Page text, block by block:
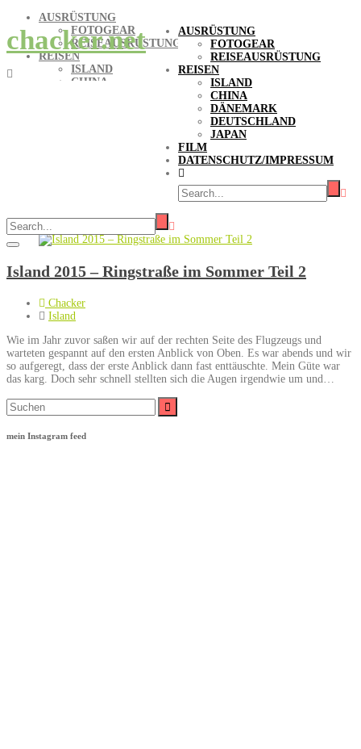
chacker.net
AUSRÜSTUNG
FOTOGEAR
REISEAUSRÜSTUNG
REISEN
ISLAND
CHINA
DÄNEMARK
DEUTSCHLAND
JAPAN
FILM
DATENSCHUTZ/IMPRESSUM
AUSRÜSTUNG
FOTOGEAR
REISEAUSRÜSTUNG
REISEN
ISLAND
CHINA
DATENSCHUTZ/IMPRESSUM
Skaftafell
Island 2015 – Ringstraße im Sommer Teil 2
Chacker
Island
Wie im Jahr zuvor saßen wir auf der rechten Seite des Flugzeugs und
warteten gespannt auf den ersten Anblick von Oben. Es war abends und wir
so aufgeregt, dass der erste Anblick dann fast enttäuschte. Mein Güte war
das karg. Doch sehr schnell stellten sich die Augen irgendwie um und…
Suche
mein Instagram feed